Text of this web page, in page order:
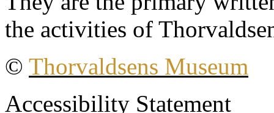
the activities of
© Thorvaldsens Museum
Accessibility Statement